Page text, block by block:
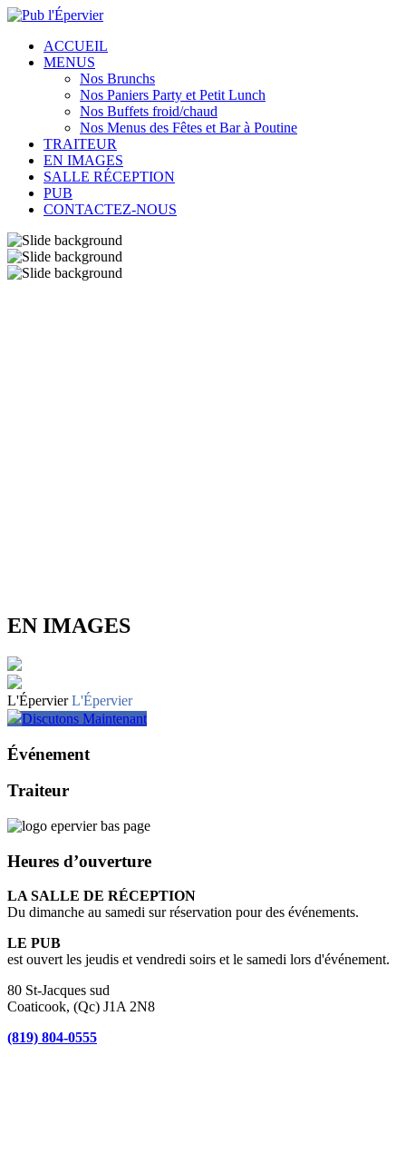
ACCUEIL
MENUS
Nos Brunchs
Nos Paniers Party et Petit Lunch
Nos Buffets froid/chaud
Nos Menus des Fêtes et Bar à Poutine
TRAITEUR
EN IMAGES
SALLE RÉCEPTION
PUB
CONTACTEZ-NOUS
EN IMAGES
L'Épervier L'Épervier
Discutons Maintenant
Événement
Traiteur
Heures d’ouverture
LA SALLE DE RÉCEPTION
Du dimanche au samedi sur réservation pour des événements.
LE PUB
est ouvert les jeudis et vendredi soirs et le samedi lors d'événement.
80 St-Jacques sud
Coaticook, (Qc) J1A 2N8
(819) 804-0555